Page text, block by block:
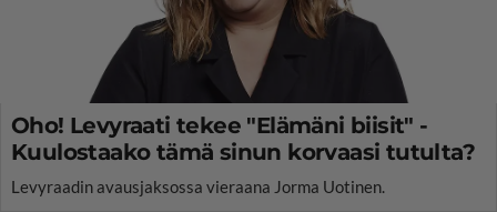
Oho! Levyraati tekee "Elämäni biisit" -
Kuulostaako tämä sinun korvaasi tutulta?
Levyraadin avausjaksossa vieraana Jorma Uotinen.